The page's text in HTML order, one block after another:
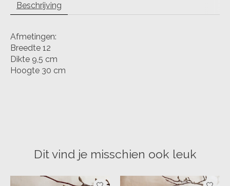
Beschrijving
Afmetingen:
Breedte 12
Dikte 9,5 cm
Hoogte 30 cm
Dit vind je misschien ook leuk
Items van productcarrousel